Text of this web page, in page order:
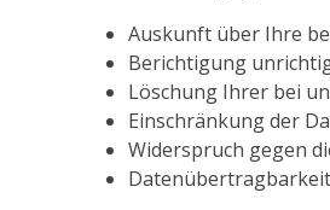
Auskunft über Ihre
Berichtigung
Löschung Ihrer bei
Einschränkung der
Widerspruch gegen